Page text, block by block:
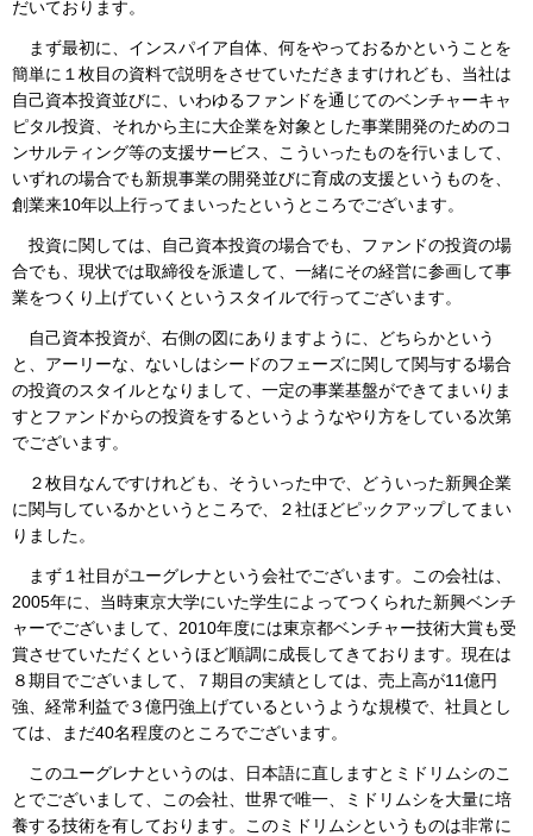
だいております。
まず最初に、インスパイア自体、何をやっておるかということを
簡単に１枚目の資料で説明をさせていただきますけれども、当社は
自己資本投資並びに、いわゆるファンドを通じてのベンチャーキャ
ピタル投資、それから主に大企業を対象とした事業開発のためのコ
ンサルティング等の支援サービス、こういったものを行いまして、
いずれの場合でも新規事業の開発並びに育成の支援というものを、
創業来10年以上行ってまいったというところでございます。
投資に関しては、自己資本投資の場合でも、ファンドの投資の場
合でも、現状では取締役を派遣して、一緒にその経営に参画して事
業をつくり上げていくというスタイルで行ってございます。
自己資本投資が、右側の図にありますように、どちらかという
と、アーリーな、ないしはシードのフェーズに関して関与する場合
の投資のスタイルとなりまして、一定の事業基盤ができてまいりま
すとファンドからの投資をするというようなやり方をしている次第
でございます。
２枚目なんですけれども、そういった中で、どういった新興企業
に関与しているかというところで、２社ほどピックアップしてまい
りました。
まず１社目がユーグレナという会社でございます。この会社は、
2005年に、当時東京大学にいた学生によってつくられた新興ベンチ
ャーでございまして、2010年度には東京都ベンチャー技術大賞も受
賞させていただくというほど順調に成長してきております。現在は
８期目でございまして、７期目の実績としては、売上高が11億円
強、経常利益で３億円強上げているというような規模で、社員とし
ては、まだ40名程度のところでございます。
このユーグレナというのは、日本語に直しますとミドリムシのこ
とでございまして、この会社、世界で唯一、ミドリムシを大量に培
養する技術を有しております。このミドリムシというものは非常に